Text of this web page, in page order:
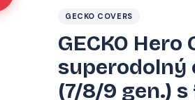
GECKO COVERS
GECKO
superodolný
(7/8/9 gen.)